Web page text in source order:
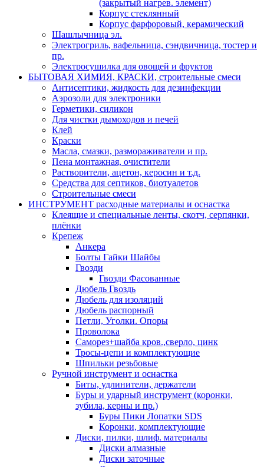
(закрытый нагрев. элемент)
Корпус стеклянный
Корпус фарфоровый, керамический
Шашлычница эл.
Электрогриль, вафельница, сэндвичница, тостер и
пр.
Электросушилка для овощей и фруктов
БЫТОВАЯ ХИМИЯ, КРАСКИ, строительные смеси
Антисептики, жидкость для дезинфекции
Аэрозоли для электроники
Герметики, силикон
Для чистки дымоходов и печей
Клей
Краски
Масла, смазки, размораживатели и пр.
Пена монтажная, очистители
Растворители, ацетон, керосин и т.д.
Средства для септиков, биотуалетов
Строительные смеси
ИНСТРУМЕНТ расходные материалы и оснастка
Клеящие и специальные ленты, скотч, серпянки,
плёнки
Крепеж
Анкера
Болты Гайки Шайбы
Гвозди
Гвозди Фасованные
Дюбель Гвоздь
Дюбель для изоляций
Дюбель распорный
Петли, Уголки. Опоры
Проволока
Саморез+шайба кров.,сверло, цинк
Тросы-цепи и комплектующие
Шпильки резьбовые
Ручной инструмент и оснастка
Биты, удлинители, держатели
Буры и ударный инструмент (коронки,
зубила, керны и пр.)
Буры Пики Лопатки SDS
Коронки, комплектующие
Диски, пилки, шлиф. материалы
Диски алмазные
Диски заточные